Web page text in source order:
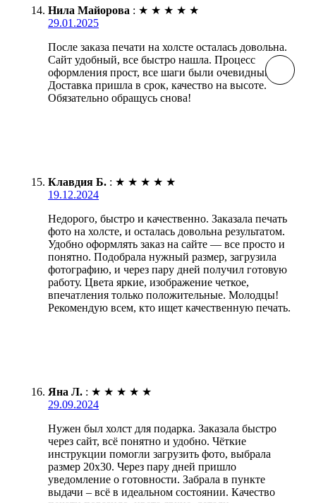
Нила Майорова : ★ ★ ★ ★ ★
29.01.2025
После заказа печати на холсте осталась довольна.
Сайт удобный, все быстро нашла. Процесс
оформления прост, все шаги были очевидными.
Доставка пришла в срок, качество на высоте.
Обязательно обращусь снова!
Клавдия Б. : ★ ★ ★ ★ ★
19.12.2024
Недорого, быстро и качественно. Заказала печать
фото на холсте, и осталась довольна результатом.
Удобно оформлять заказ на сайте — все просто и
понятно. Подобрала нужный размер, загрузила
фотографию, и через пару дней получил готовую
работу. Цвета яркие, изображение четкое,
впечатления только положительные. Молодцы!
Рекомендую всем, кто ищет качественную печать.
Яна Л. : ★ ★ ★ ★ ★
29.09.2024
Нужен был холст для подарка. Заказала быстро
через сайт, всё понятно и удобно. Чёткие
инструкции помогли загрузить фото, выбрала
размер 20х30. Через пару дней пришло
уведомление о готовности. Забрала в пункте
выдачи – всё в идеальном состоянии. Качество